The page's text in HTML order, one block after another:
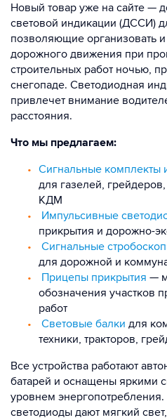
Новый товар уже на сайте —
световой индикации (ДССИ)
позволяющие организовать
дорожного движения при
строительных работ ночью,
снегопаде. Светодиодная
привлечет внимание
расстояния.
Что мы предлагаем:
Сигнальные комплекты
для газелей,
КДМ
Импульсивные
прикрытия и дорожно-
Сигнальные
для дорожной и
Прицепы прикрытия —
обозначения участков
работ
Световые балки для
техники, тракторов,
Все устройства работают
батарей и оснащены яркими
уровнем
светодиоды дают мягкий